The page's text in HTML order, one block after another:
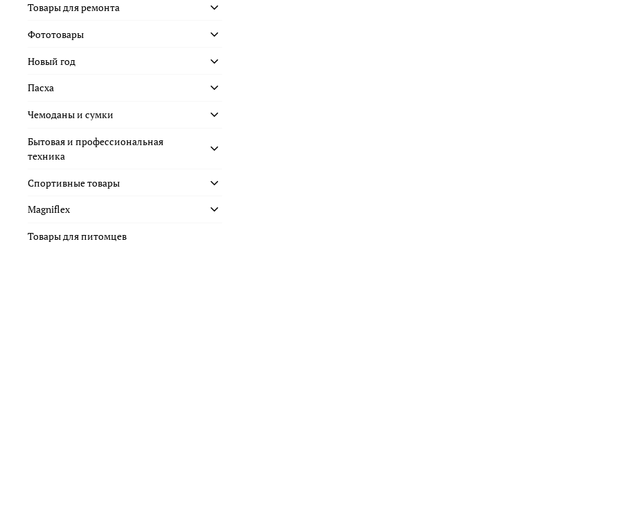
Товары для ремонта
Фототовары
Новый год
Пасха
Чемоданы и сумки
Бытовая и профессиональная
техника
Спортивные товары
Magniflex
Товары для питомцев